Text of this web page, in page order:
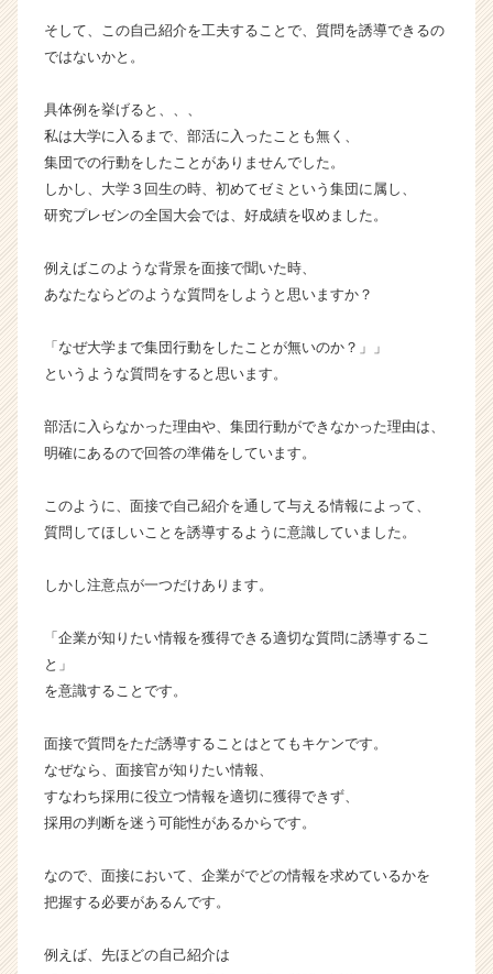
ラ
ベ
チ
ャ
ー・
長
企
ら
ス
ウ
ト
届
く
就
サ
ト
リ
ア
（C
h
e
C
r
そして、この自己紹介を工夫することで、質問を誘導できるの
ではないかと。
具体例を挙げると、、、
私は大学に入るまで、部活に入ったことも無く、
集団での行動をしたことがありませんでした。
しかし、大学３回生の時、初めてゼミという集団に属し、
研究プレゼンの全国大会では、好成績を収めました。
例えばこのような背景を面接で聞いた時、
あなたならどのような質問をしようと思いますか？
「なぜ大学まで集団行動をしたことが無いのか？」」
というような質問をすると思います。
部活に入らなかった理由や、集団行動ができなかった理由は、
明確にあるので回答の準備をしています。
このように、面接で自己紹介を通して与える情報によって、
質問してほしいことを誘導するように意識していました。
しかし注意点が一つだけあります。
「企業が知りたい情報を獲得できる適切な質問に誘導するこ
と」
を意識することです。
面接で質問をただ誘導することはとてもキケンです。
なぜなら、面接官が知りたい情報、
すなわち採用に役立つ情報を適切に獲得できず、
採用の判断を迷う可能性があるからです。
なので、面接において、企業がでどの情報を求めているかを
把握する必要があるんです。
例えば、先ほどの自己紹介は